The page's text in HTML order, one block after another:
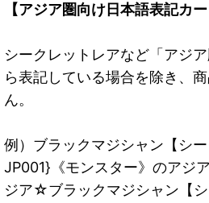
【アジア圏向け日本語表記カー
シークレットレアなど「アジ
ら表記している場合を除き、
ん。
例）ブラックマジシャン【シ
JP001}《モンスター》のアジ
ジア☆ブラックマジシャン【